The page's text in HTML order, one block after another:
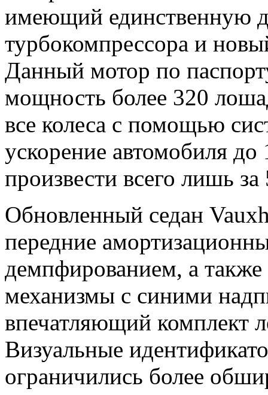
имеющий единственную
турбокомпрессора и
Данный мотор по
мощность более 320
все колеса с помощью
ускорение автомобиля
произвести всего лишь
Обновленный седан
передние
демпфированием, а
механизмы с синими
впечатляющий комплект
Визуальные
ограничились более